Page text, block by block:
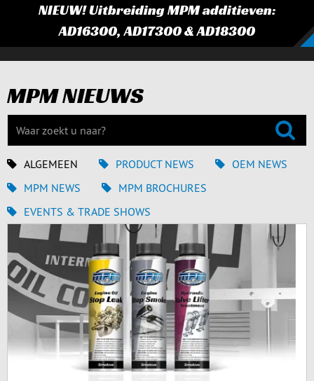
NIEUW! Uitbreiding MPM additieven:
AD16300, AD17300 & AD18300
MPM NIEUWS
ALGEMEEN PRODUCT NEWS
OEM NEWS
MPM NEWS
MPM BROCHURES
EVENTS & TRADE SHOWS